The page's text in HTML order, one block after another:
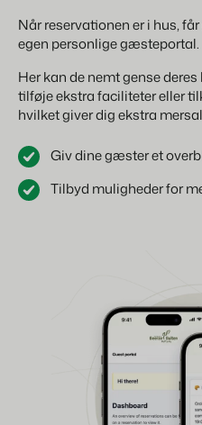
Når reservationen er i hus,
egen personlige gæsteportal.
Her kan de nemt gense
tilføje ekstra faciliteter eller
hvilket giver dig ekstra
Giv dine gæster et
Tilbyd muligheder for